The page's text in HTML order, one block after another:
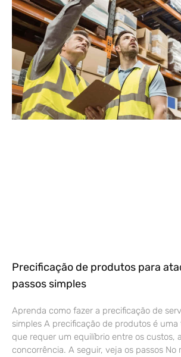
Precificação de produtos para
passos simples
Aprenda como fazer a precificação de
simples A precificação de produtos é
que requer um equilíbrio entre os custos,
concorrência. A seguir, veja os passos No